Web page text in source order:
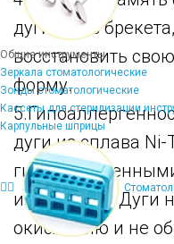
Общие инструменты
Зеркала стоматологические
Зонды стоматологические
Кассеты для стерилизации
Карпульные шприцы
дуги в паз
восстановить
форму.
дуги из сплава Ni-
инертными. Дуги
окислению и не